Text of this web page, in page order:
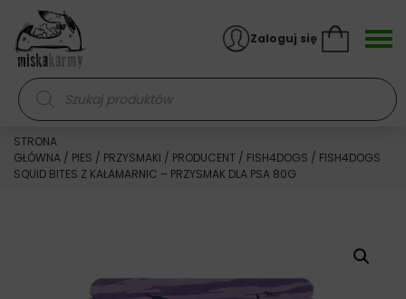
Skocz do treści
Wyszukiwarka produktów
Zaloguj się
STRONA
GŁÓWNA / PIES / PRZYSMAKI / PRODUCENT / FISH4DOGS / FISH4DOGS
SQUID BITES Z KAŁAMARNIC – PRZYSMAK DLA PSA 80G